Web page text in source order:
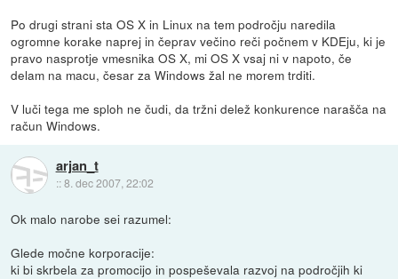
Po drugi strani sta OS X in Linux na tem področju naredila
ogromne korake naprej in čeprav večino reči počnem v KDEju, ki je
pravo nasprotje vmesnika OS X, mi OS X vsaj ni v napoto, če
delam na macu, česar za Windows žal ne morem trditi.
V luči tega me sploh ne čudi, da tržni delež konkurence narašča na
račun Windows.
arjan_t
::8. dec 2007, 22:02
Ok malo narobe sei razumel:
Glede močne korporacije:
ki bi skrbela za promocijo in pospeševala razvoj na področjih ki